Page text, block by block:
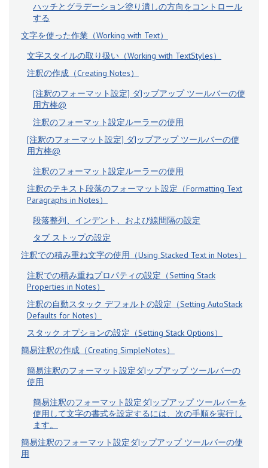
ハッチとグラデーション塗り潰しの方向をコントロール
する
文字を使った作業（Working with Text）
文字スタイルの取り扱い（Working with TextStyles）
注釈の作成（Creating Notes）
[注釈のフォーマット設定] ダ|ップアップ ツールバーの使
用方棒@
注釈のフォーマット設定ルーラーの使用
[注釈のフォーマット設定] ダ|ップアップ ツールバーの使
用方棒@
注釈のフォーマット設定ルーラーの使用
注釈のテキスト段落のフォーマット設定（Formatting Text
Paragraphs in Notes）
段落整列、インデント、および線間隔の設定
タブ ストップの設定
注釈での積み重ね文字の使用（Using Stacked Text in Notes）
注釈での積み重ねプロパティの設定（Setting Stack
Properties in Notes）
注釈の自動スタック デフォルトの設定（Setting AutoStack
Defaults for Notes）
スタック オプションの設定（Setting Stack Options）
簡易注釈の作成（Creating SimpleNotes）
簡易注釈のフォーマット設定ダ|ップアップ ツールバーの
使用
簡易注釈のフォーマット設定ダ|ップアップ ツールバーを
使用して文字の書式を設定するには、次の手順を実行し
ます。
簡易注釈のフォーマット設定ダ|ップアップ ツールバーの使
用